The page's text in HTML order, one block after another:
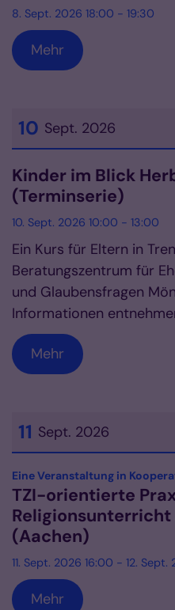
8. Sept. 2026 18:00 - 19:30
Mehr
10 Sept. 2026
Datum: 10. September
Kinder im Blick
(Terminserie)
10. Sept. 2026 10:00 - 13:00
Ein Kurs für Eltern in
Beratungszentrum für
und Glaubensfragen
Informationen
Mehr
11 Sept. 2026
Datum: 11. September
Eine Veranstaltung in
TZI-orientierte
Religionsunterricht
(Aachen)
11. Sept. 2026 16:00 - 12. Sept.
Mehr